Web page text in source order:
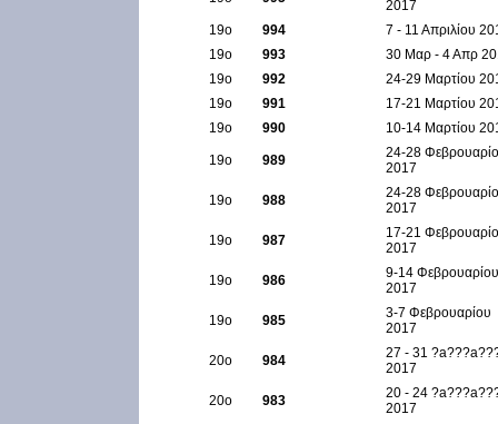
2017
19ο
994
7 - 11 Απριλίου
19ο
993
30 Μαρ - 4 Απρ
19ο
992
24-29 Μαρτίου
19ο
991
17-21 Μαρτίου
19ο
990 10-14 Μαρτίου
19ο 989
24-28
2017
19ο 988
24-28
2017
19ο 987
17-21
2017
19ο 986
9-14 Φεβρουαρίου
2017
19ο 985
3-7 Φεβρουαρίου
2017
20ο 984
27 - 31
2017
20ο 983
20 - 24
2017